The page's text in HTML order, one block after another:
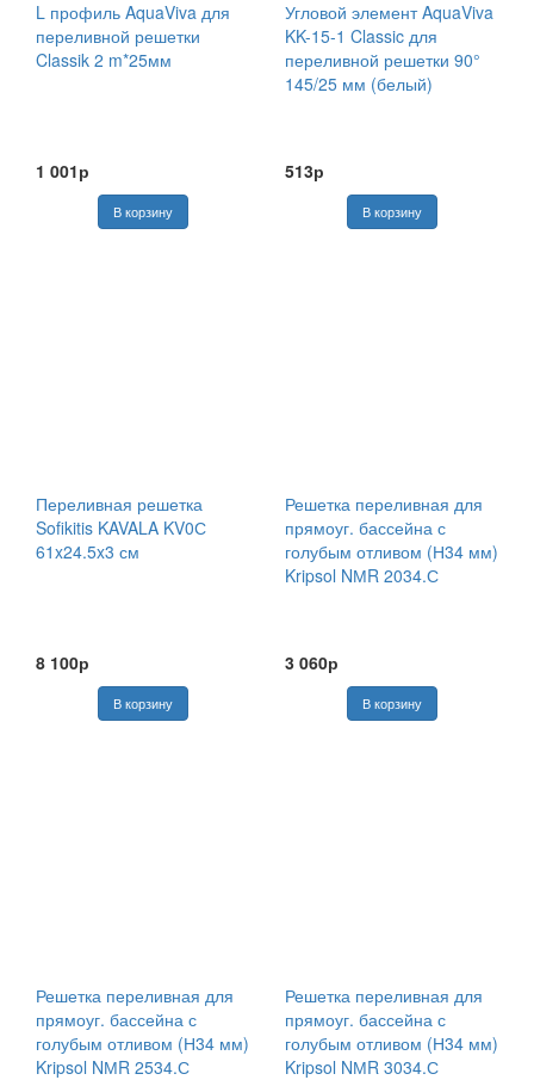
L профиль AquaViva для
переливной решетки
Classik 2 m*25мм
1 001р
Угловой элемент AquaViva
KK-15-1 Classic для
переливной решетки 90°
145/25 мм (белый)
513р
Переливная решетка
Sofikitis KAVALA KV0С
61x24.5x3 см
8 100р
Решетка переливная для
прямоуг. бассейна с
голубым отливом (Н34 мм)
Kripsol NМR 2034.С
3 060р
Решетка переливная для
прямоуг. бассейна с
голубым отливом (Н34 мм)
Kripsol NМR 2534.С
Решетка переливная для
прямоуг. бассейна с
голубым отливом (Н34 мм)
Kripsol NМR 3034.С